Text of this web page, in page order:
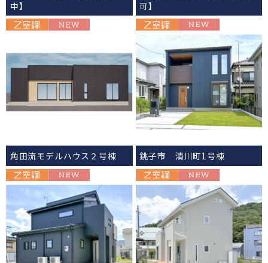
中】
可】
角田流モデルハウス２号棟 銚子市 清川町1号棟